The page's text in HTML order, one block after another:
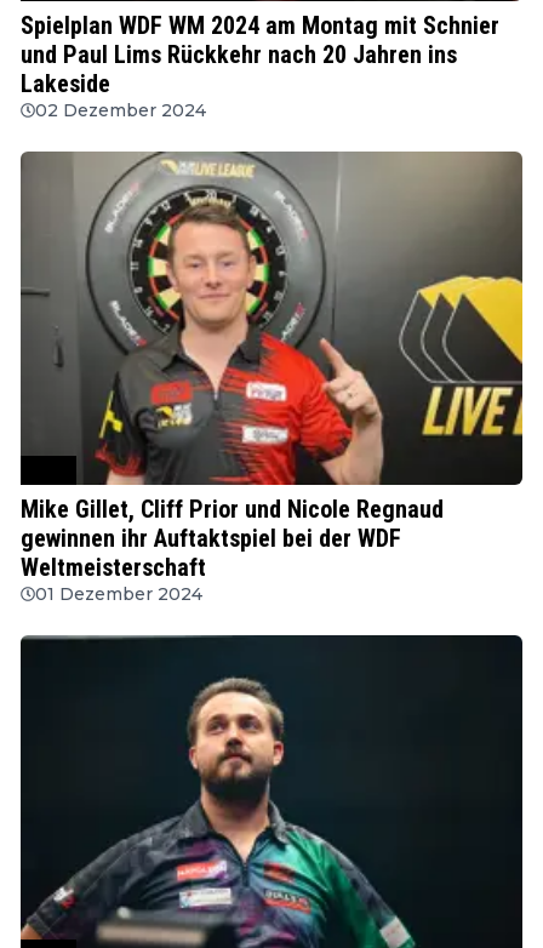
Spielplan WDF WM 2024 am Montag mit Schnier
und Paul Lims Rückkehr nach 20 Jahren ins
Lakeside
02 Dezember 2024
Mike Gillet, Cliff Prior und Nicole Regnaud
gewinnen ihr Auftaktspiel bei der WDF
Weltmeisterschaft
01 Dezember 2024